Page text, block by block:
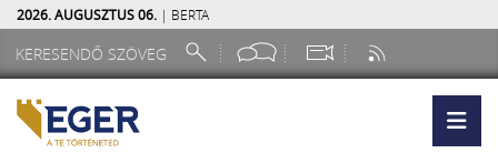
2026. AUGUSZTUS 06. | BERTA